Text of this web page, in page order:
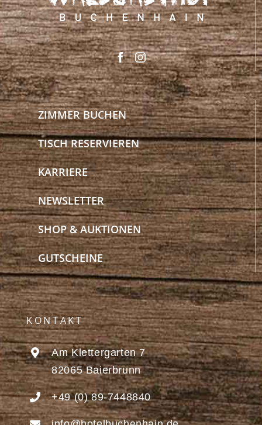
ZIMMER BUCHEN
TISCH RESERVIEREN
KARRIERE
NEWSLETTER
SHOP & AUKTIONEN
GUTSCHEINE
KONTAKT
Am Klettergarten 7
82065 Baierbrunn
+49 (0) 89-7448840